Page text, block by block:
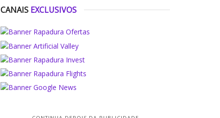
CANAIS EXCLUSIVOS